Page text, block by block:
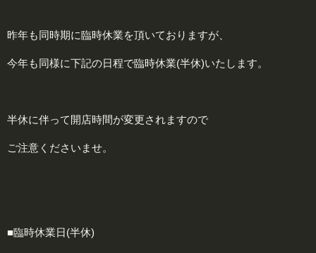
昨年も同時期に臨時休業を頂いておりますが、
今年も同様に下記の日程で臨時休業(半休)いたします。
半休に伴って開店時間が変更されますので
ご注意くださいませ。
■臨時休業日(半休)